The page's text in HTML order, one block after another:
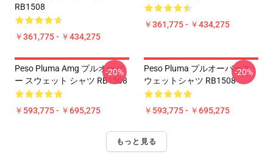
RB1508
￥361,775 - ￥434,275
￥361,775 - ￥434,275
Peso Pluma Amg プルオーバ
ー スウェット シャツ RB1508
￥593,775 - ￥695,275
-20%
Peso Pluma プルオーバース
ウェットシャツ RB1508
￥593,775 - ￥695,275
-20%
もっと見る